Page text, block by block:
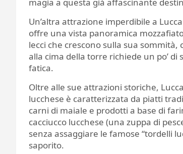
Un’altra attrazione imperdibile a
offre una vista panoramica
lecci che crescono sulla sua
alla cima della torre richiede un po’
fatica.
Oltre alle sue attrazioni storiche,
lucchese è caratterizzata da piatti
carni di maiale e prodotti a base di
cacciucco lucchese (una zuppa di
senza assaggiare le famose “tordelli
saporito.